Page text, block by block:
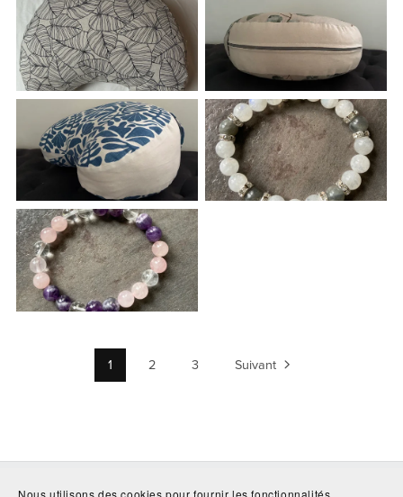
1 2 3 Suivant
Nous utilisons des cookies pour fournir les fonctionnalités